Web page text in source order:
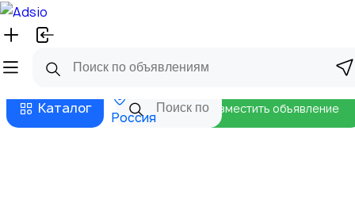
Русский
Бизнес тарифы
Каталог
Россия
Разместить объявление